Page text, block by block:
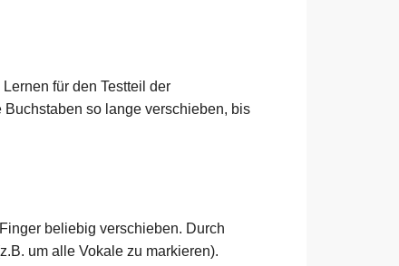
für den Testteil der
so lange verschieben, bis
beliebig verschieben. Durch
um alle Vokale zu markieren).